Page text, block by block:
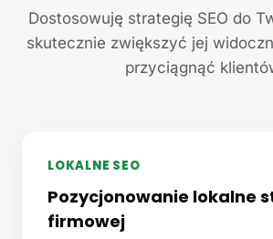
Dostosowuję strategię SEO do
skutecznie zwiększyć jej
przyciągnąć
LOKALNE SEO
Pozycjonowanie lokalne
firmowej